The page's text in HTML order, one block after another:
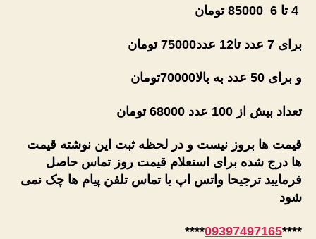
برای 7 عدد تا12 عدد75000 تومان
و برای 50 عدد به بالا70000 تومان
تعداد بیش از 100 عدد 68000 تومان
قیمت ها بروز نیست و در لحظه ثبت این نوشته قیمت
ها درج شده برای استعلام قیمت روز تماس حاصل
فرمایید ترجیحا واتس اپ یا تماس تلفن پیام ها چک نمی
شود
****
09397497165
****